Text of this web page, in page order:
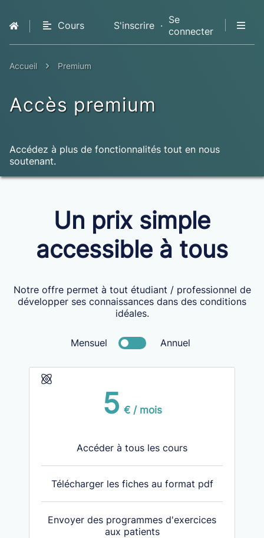
Cours
Premium
S'inscrire · Se
connecter
Accueil Premium
Accès premium
Accédez à plus de fonctionnalités tout en nous
soutenant.
Un prix simple
accessible à tous
Notre offre permet à tout étudiant / professionnel de
développer ses connaissances dans des conditions
idéales.
Mensuel Annuel
5 € / mois
Accéder à tous les cours
Télécharger les fiches au format pdf
Envoyer des programmes d'exercices
aux patients